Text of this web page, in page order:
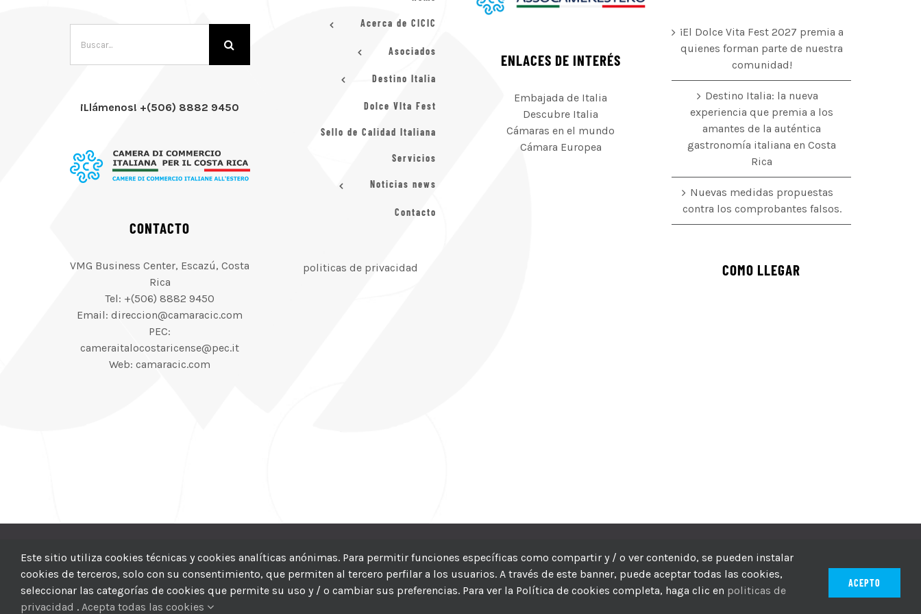
¡Llámenos! +(506) 8882 9450
CONTACTO
VMG Business Center, Escazú, Costa
Rica
Tel: +(506) 8882 9450
Email: direccion@camaracic.com
PEC:
cameraitalocostaricense@pec.it
Web: camaracic.com
Acerca de CICIC
Asociados
Destino Italia
Dolce VIta Fest
Sello de Calidad Italiana
Servicios
Noticias news
Contacto
politicas de privacidad
ENLACES DE INTERÉS
Embajada de Italia
Descubre Italia
Cámaras en el mundo
Cámara Europea
¡El Dolce Vita Fest 2027 premia a
quienes forman parte de nuestra
comunidad!
Destino Italia: la nueva
experiencia que premia a los
amantes de la auténtica
gastronomía italiana en Costa
Rica
Nuevas medidas propuestas
contra los comprobantes falsos.
COMO LLEGAR
© 2012–2025 | CICIC Hosting Para PYMES MBAGIO.COM | Todos los derechos reservados
FacebookTwitter YouTubeInstagramWhatsAppLinkedInCorreo
electrónico
Este sitio utiliza cookies técnicas y cookies analíticas anónimas. Para permitir funciones específicas como compartir y / o ver contenido, se pueden instalar
cookies de terceros, solo con su consentimiento, que permiten al tercero perfilar a los usuarios. A través de este banner, puede aceptar todas las cookies,
seleccionar las categorías de cookies que permite su uso y / o cambiar sus preferencias. Para ver la Política de cookies completa, haga clic en politicas de
privacidad . Acepta todas las cookies
ACEPTO